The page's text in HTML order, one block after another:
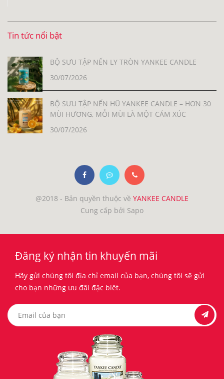
Tin tức nổi bật
BỘ SƯU TẬP NẾN LY TRÒN YANKEE CANDLE
30/07/2026
BỘ SƯU TẬP NẾN HŨ YANKEE CANDLE – HƠN 30
MÙI HƯƠNG, MỖI MÙI LÀ MỘT CẢM XÚC
30/07/2026
@2018 - Bản quyền thuộc về YANKEE CANDLE
Cung cấp bởi Sapo
Đăng ký nhận tin khuyến mãi
Hãy gửi chúng tôi địa chỉ email của bạn, chúng tôi sẽ gửi
cho bạn những ưu đãi đặc biêt.